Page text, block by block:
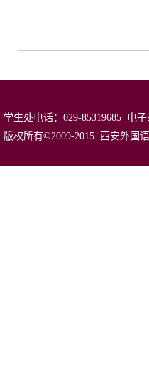
学生处电话：029-85319685 电
版权所有©2009-2015 西安外国